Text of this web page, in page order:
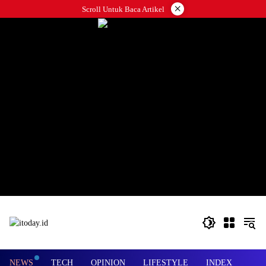
ke
Scroll Untuk Baca Artikel ×
NEWS TECH OPINION LIFESTYLE INDEX